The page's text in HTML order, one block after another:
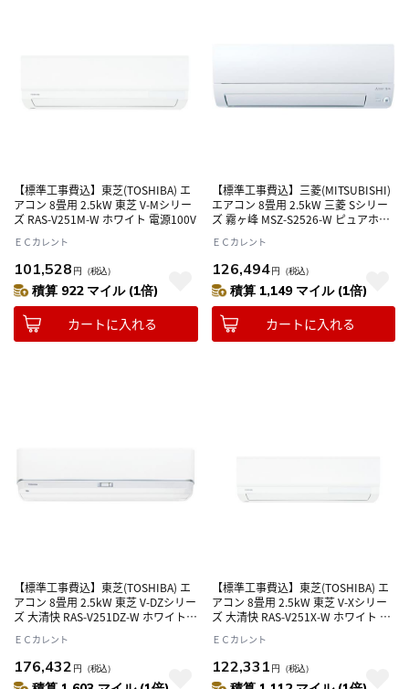
【標準工事費込】東芝(TOSHIBA) エ
アコン 8畳用 2.5kW 東芝 V-Mシリー
ズ RAS-V251M-W ホワイト 電源100V
ＥＣカレント
101,528 円 （税込）
積算 922 マイル (1倍)
カートに入れる
【標準工事費込】三菱(MITSUBISHI)
エアコン 8畳用 2.5kW 三菱 Sシリー
ズ 霧ヶ峰 MSZ-S2526-W ピュアホワ
ＥＣカレント
126,494円 （税込）
積算 1,149 マイル (1倍)
カートに入れる
【標準工事費込】東芝(TOSHIBA) エ
アコン 8畳用 2.5kW 東芝 V-DZシリー
ズ 大清快 RAS-V251DZ-W ホワイト
ＥＣカレント
176,432 円 （税込）
【標準工事費込】東芝(TOSHIBA) エ
アコン 8畳用 2.5kW 東芝 V-Xシリー
ズ 大清快 RAS-V251X-W ホワイト 電
ＥＣカレント
122,331 円 （税込）